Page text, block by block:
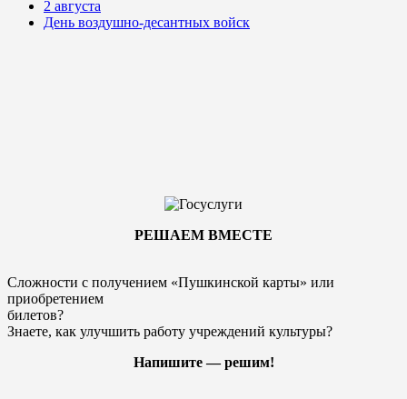
2 августа
День воздушно-десантных войск
РЕШАЕМ ВМЕСТЕ
Сложности с получением «Пушкинской карты» или
приобретением
билетов?
Знаете, как улучшить работу учреждений культуры?
Напишите — решим!